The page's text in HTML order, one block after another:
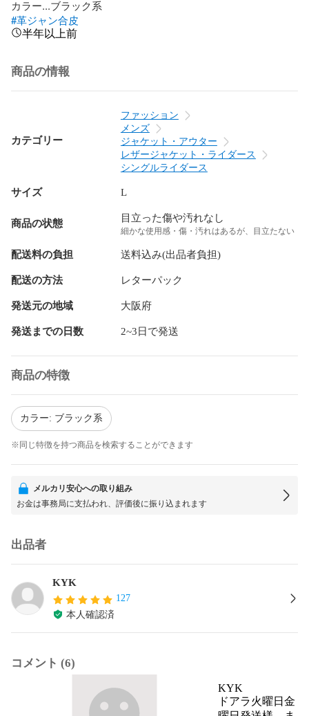
#革ジャン合皮
半年以上前
商品の情報
カテゴリー
ファッション
メンズ
ジャケット・アウター
レザージャケット・ライダース
シングルライダース
サイズ L
商品の状態 目立った傷や汚れなし
細かな使用感・傷・汚れはあるが、目立たない
配送料の負担 送料込み(出品者負担)
配送の方法 レターパック
発送元の地域 大阪府
発送までの日数 2~3日で発送
商品の特徴
カラー: ブラック系
※同じ特徴を持つ商品を検索することができます
メルカリ安心への取り組み
お金は事務局に支払われ、評価後に振り込まれます
出品者
KYK
127
本人確認済
コメント (6)
KYK
ドアラ火曜日金